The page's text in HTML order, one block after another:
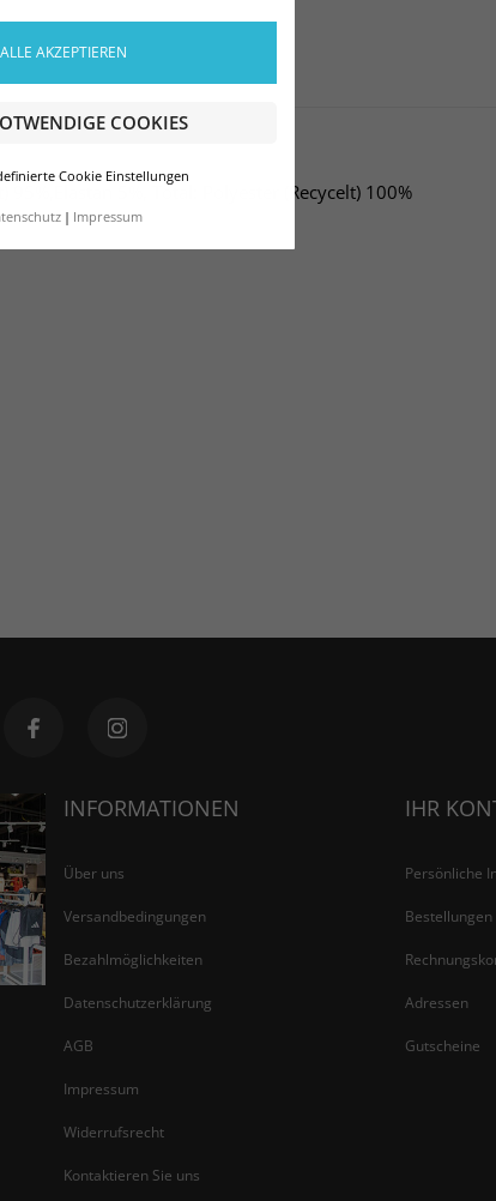
ALLE AKZEPTIEREN
COOKIES
Cookie Einstellungen
Impressum
5%, Total: Polyester (Recycelt) 100%
INFORMATIONEN
Über uns
Versandbedingungen
Bezahlmöglichkeiten
Datenschutzerklärung
AGB
Impressum
Widerrufsrecht
Kontaktieren Sie uns
IHR
Persönliche
Bestellungen
Adressen
Gutscheine